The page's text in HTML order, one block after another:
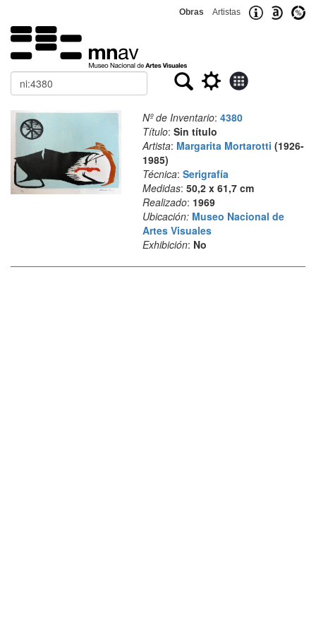
Obras Artistas
Buscar
Nº de Inventario: 4380
Título: Sin título
Artista: Margarita Mortarotti (1926-
1985)
Técnica: Serigrafía
Medidas: 50,2 x 61,7 cm
Realizado: 1969
Ubicación: Museo Nacional de
Artes Visuales
Exhibición: No